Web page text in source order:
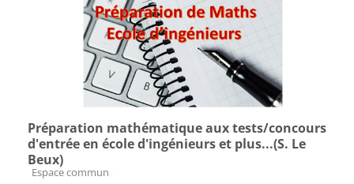
Préparation mathématique aux tests/concours
d'entrée en école d'ingénieurs et plus...(S. Le
Beux)
Catégorie de cours
Espace commun